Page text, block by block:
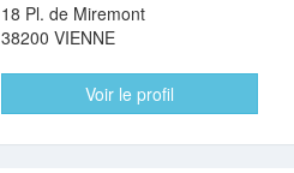
18 Pl. de Miremont
38200 VIENNE
Voir le profil